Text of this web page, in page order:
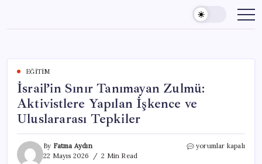
content
EĞITIM
İsrail’in Sınır Tanımayan Zulmü:
Aktivistlere Yapılan İşkence ve
Uluslararası Tepkiler
By Fatma Aydın
22 Mayıs 2026
2 Min Read
İsrail’in
yorumlar kapalı